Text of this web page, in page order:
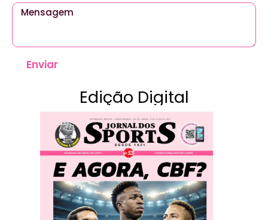
Enviar
Edição Digital